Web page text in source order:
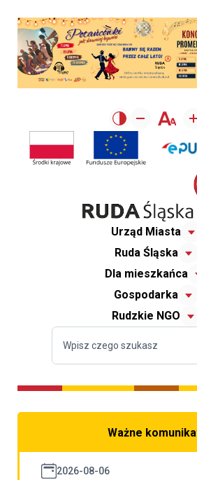
Urząd Miasta
Ruda Śląska
Dla mieszkańca
Gospodarka
Rudzkie NGO
Ważne
2026-08-06